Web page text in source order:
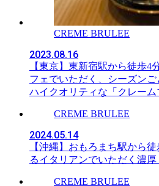
CREME BRULEE
2023.08.16
【東京】東新宿駅から徒歩4
フェでいただく、シーズン
ハイクオリティな「クレーム
CREME BRULEE
2024.05.14
【沖縄】おもろまち駅から
るイタリアンでいただく濃厚
CREME BRULEE